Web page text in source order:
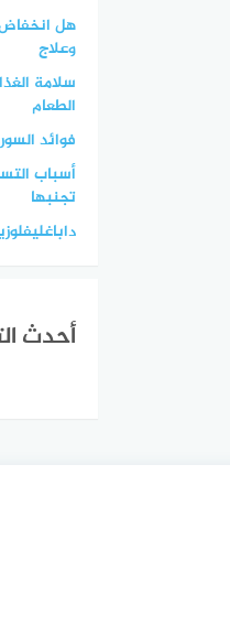
هل
وعلاج
سلامة
الطعام
فوائد
أسباب
تجنبها
أحدث